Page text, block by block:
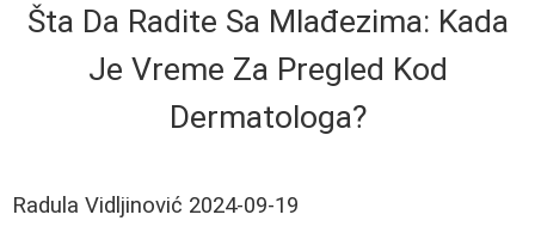
Šta Da Radite Sa Mlađezima: Kada
Je Vreme Za Pregled Kod
Dermatologa?
Radula Vidljinović 2024-09-19